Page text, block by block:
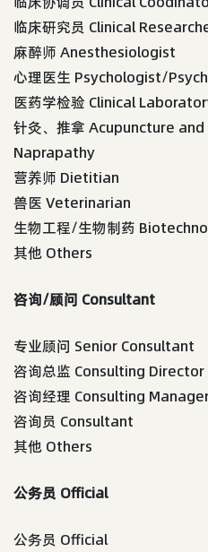
临床研究员 Clinical
麻醉师 Anesthesiologist
心理医生 Psychologist/
医药学检验 Clinical
针灸、推拿 Acupuncture
Naprapathy
营养师 Dietitian
兽医 Veterinarian
生物工程/生物制药
其他 Others
咨询/顾问 Consultant
专业顾问 Senior Consultant
咨询总监 Consulting
咨询经理 Consulting
咨询员 Consultant
其他 Others
公务员 Official
公务员 Official